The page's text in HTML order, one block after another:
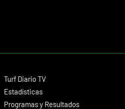
Turf Diario TV
Estadísticas
Programas y Resultados